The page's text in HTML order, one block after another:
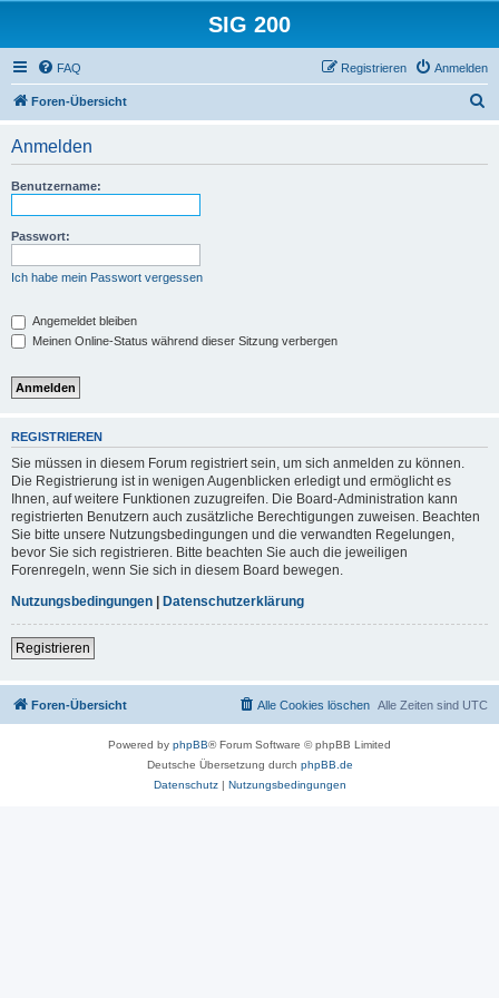
SIG 200
FAQ Anmelden
Registrieren
Foren-Übersicht
Anmelden
Benutzername:
Passwort:
Ich habe mein Passwort vergessen
Angemeldet bleiben
Meinen Online-Status während dieser Sitzung verbergen
REGISTRIEREN
Sie müssen in diesem Forum registriert sein, um sich anmelden zu können.
Die Registrierung ist in wenigen Augenblicken erledigt und ermöglicht es
Ihnen, auf weitere Funktionen zuzugreifen. Die Board-Administration kann
registrierten Benutzern auch zusätzliche Berechtigungen zuweisen. Beachten
Sie bitte unsere Nutzungsbedingungen und die verwandten Regelungen,
bevor Sie sich registrieren. Bitte beachten Sie auch die jeweiligen
Forenregeln, wenn Sie sich in diesem Board bewegen.
Nutzungsbedingungen | Datenschutzerklärung
Registrieren
Foren-Übersicht Alle Zeiten sind UTC
Alle Cookies löschen
Powered by phpBB® Forum Software © phpBB Limited
Deutsche Übersetzung durch phpBB.de
Datenschutz| Nutzungsbedingungen